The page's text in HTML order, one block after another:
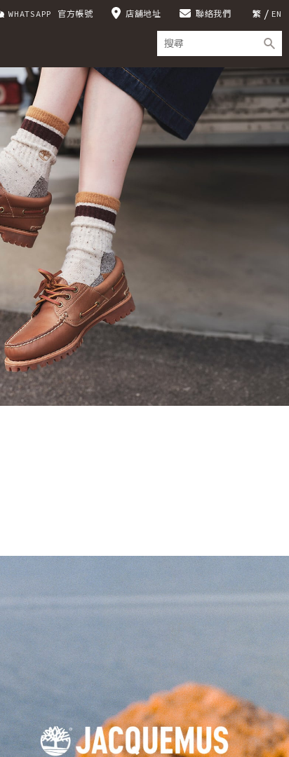
繁 EN
WHATSAPP 官方帳號 店舖地址 聯絡我們